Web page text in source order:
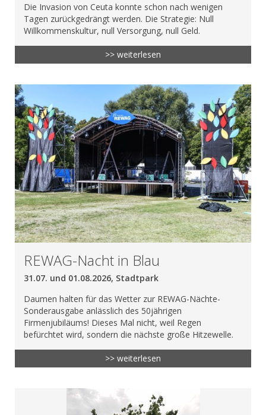
Die Invasion von Ceuta konnte schon nach wenigen
Tagen zurückgedrängt werden. Die Strategie: Null
Willkommenskultur, null Versorgung, null Geld.
>> weiterlesen
REWAG-Nacht in Blau
31.07. und 01.08.2026, Stadtpark
Daumen halten für das Wetter zur REWAG-Nächte-
Sonderausgabe anlässlich des 50jährigen
Firmenjubiläums! Dieses Mal nicht, weil Regen
befürchtet wird, sondern die nächste große Hitzewelle.
>> weiterlesen